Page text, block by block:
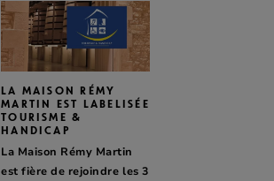
LA MAISON RÉMY
MARTIN EST LABELISÉE
TOURISME &
HANDICAP
La Maison Rémy Martin
est fière de rejoindre les 3